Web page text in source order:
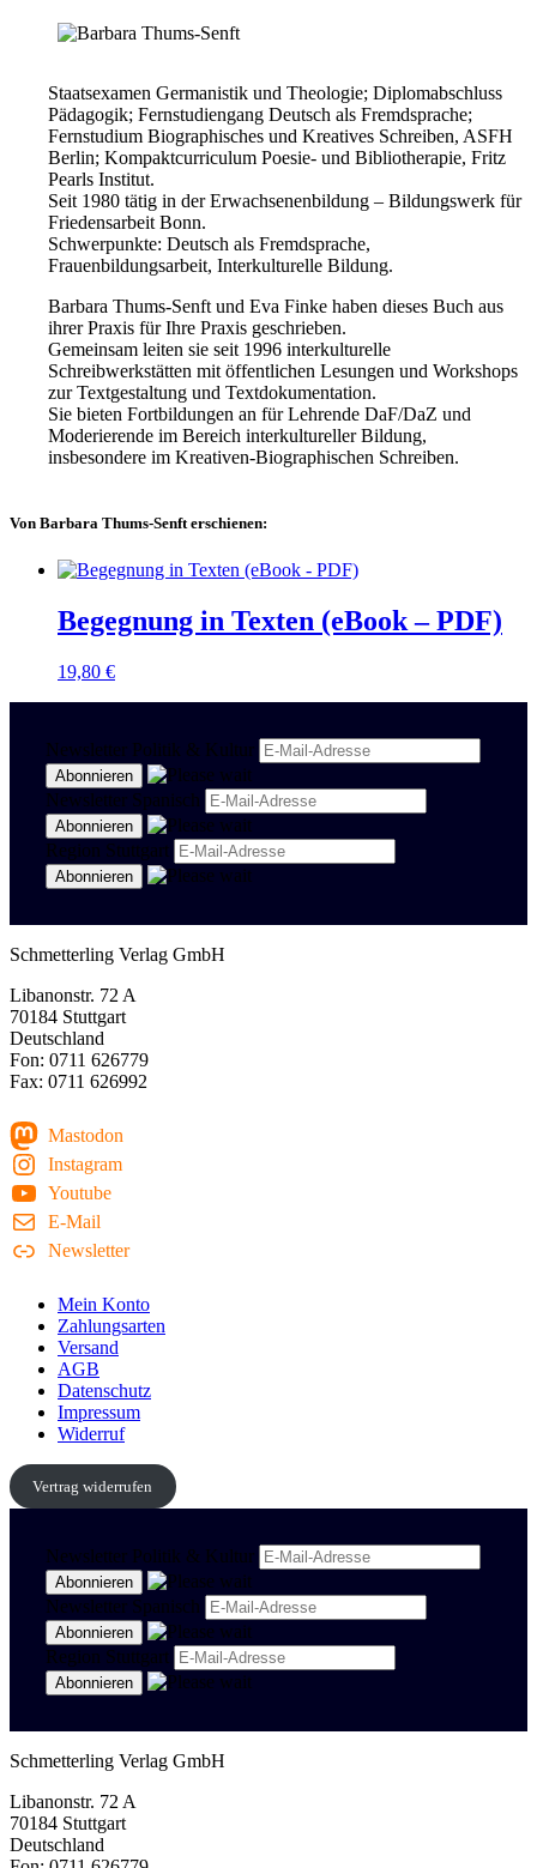
Staatsexamen Germanistik und Theologie; Diplomabschluss
Pädagogik; Fernstudiengang Deutsch als Fremdsprache;
Fernstudium Biographisches und Kreatives Schreiben, ASFH
Berlin; Kompaktcurriculum Poesie- und Bibliotherapie, Fritz
Pearls Institut.
Seit 1980 tätig in der Erwachsenenbildung – Bildungswerk für
Friedensarbeit Bonn.
Schwerpunkte: Deutsch als Fremdsprache,
Frauenbildungsarbeit, Interkulturelle Bildung.
Barbara Thums-Senft und Eva Finke haben dieses Buch aus
ihrer Praxis für Ihre Praxis geschrieben.
Gemeinsam leiten sie seit 1996 interkulturelle
Schreibwerkstätten mit öffentlichen Lesungen und Workshops
zur Textgestaltung und Textdokumentation.
Sie bieten Fortbildungen an für Lehrende DaF/DaZ und
Moderierende im Bereich interkultureller Bildung,
insbesondere im Kreativen-Biographischen Schreiben.
Von Barbara Thums-Senft erschienen:
Begegnung in Texten (eBook – PDF)
19,80 €
Newsletter Politik & Kultur
Newsletter Spanisch
Region Stuttgart
Schmetterling Verlag GmbH
Libanonstr. 72 A
70184 Stuttgart
Deutschland
Fon: 0711 626779
Fax: 0711 626992
Mastodon
Instagram
Youtube
E-Mail
Newsletter
Mein Konto
Zahlungsarten
Versand
AGB
Datenschutz
Impressum
Widerruf
Vertrag widerrufen
Newsletter Politik & Kultur
Newsletter Spanisch
Region Stuttgart
Schmetterling Verlag GmbH
Libanonstr. 72 A
70184 Stuttgart
Deutschland